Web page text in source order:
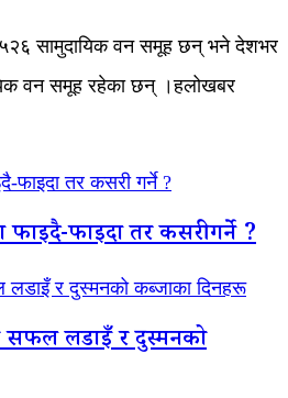
५२६ सामुदायिक वन समूह छन् भने देशभर
वन समूह रहेका छन् ।हलोखबर
फाइदा तर कसरी गर्ने ?
फाइदै-फाइदा तर कसरी गर्ने ?
लडाइँ र दुस्मनको कब्जाका दिनहरू
सफल लडाइँ र दुस्मनको